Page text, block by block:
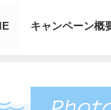
キャンペーン概